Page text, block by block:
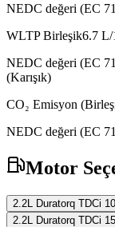
NEDC değeri (EC
WLTP Birleşik6.7 L/
NEDC değeri (EC
(Karışık)
CO₂ Emisyon
NEDC değeri (EC
Motor
2.2L Duratorq TDCi
2.2L Duratorq TDCi